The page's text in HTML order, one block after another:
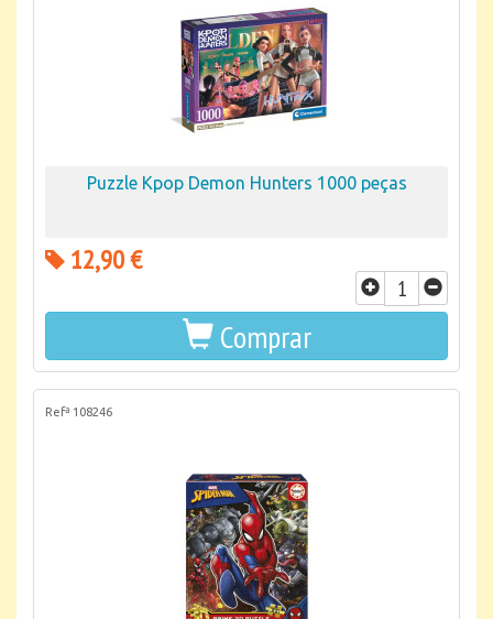
Puzzle Kpop Demon Hunters 1000 peças
12,90 €
Comprar
Refª 108246